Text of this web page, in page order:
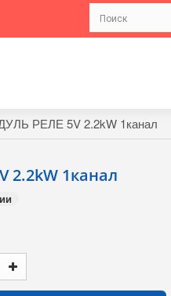
РЕЛЕ 5V 2.2kW 1канал
2.2kW 1канал